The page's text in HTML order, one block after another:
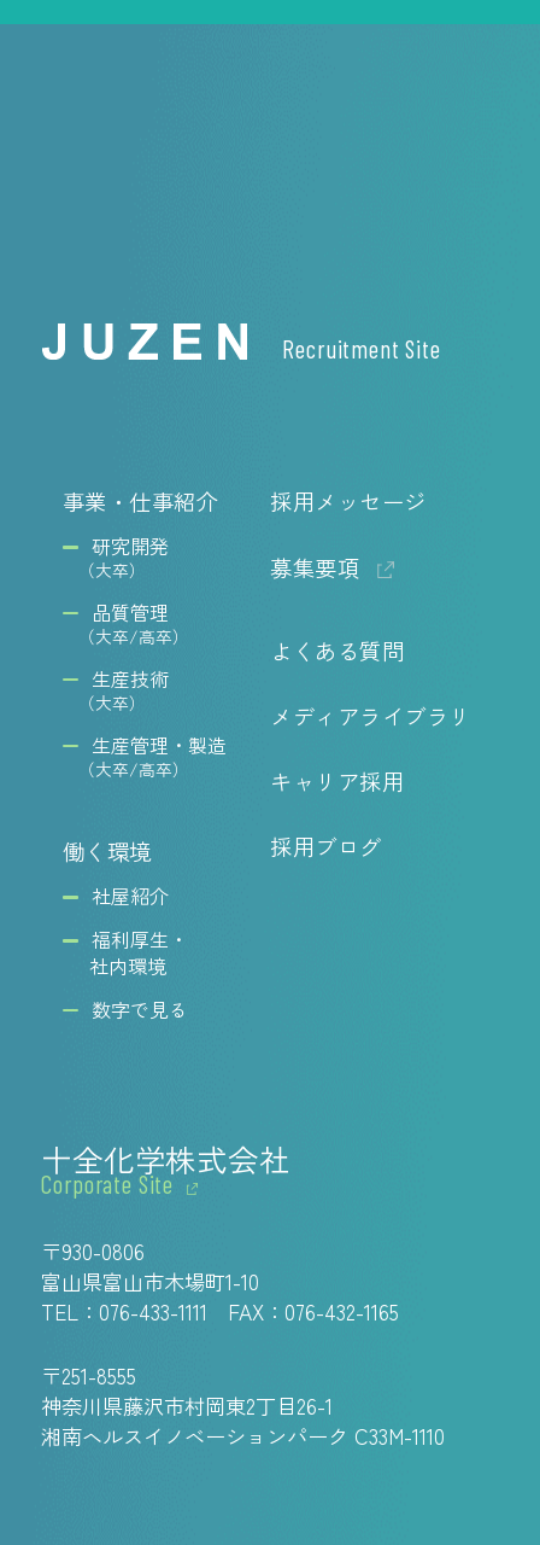
Recruitment Site
事業・仕事紹介
研究開発
（大卒）
品質管理
（大卒/高卒）
生産技術
（大卒）
生産管理・製造
（大卒/高卒）
働く環境
社屋紹介
福利厚生・
社内環境
数字で見る
採用メッセージ
募集要項
よくある質問
メディアライブラリ
キャリア採用
採用ブログ
十全化学株式会社
Corporate Site
〒930-0806
富山県富山市木場町1-10
TEL： 076-433-1111 FAX：076-432-1165
〒251-8555
神奈川県藤沢市村岡東2丁目26-1
湘南ヘルスイノベーションパーク C33M-1110